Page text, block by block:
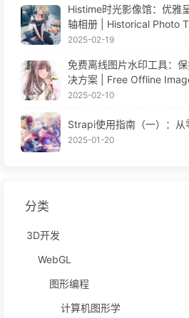
Histime时光影像馆：优雅
轴相册 | Historical Photo
2025-02-19
免费离线图片水印工具：
决方案 | Free Offline
2025-02-10
Strapi使用指南（一）：
2025-01-20
分类
3D开发
WebGL
图形编程
计算机图形学